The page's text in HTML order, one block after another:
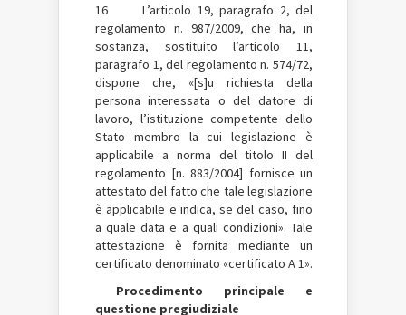
16 L’articolo 19, paragrafo 2, del
regolamento n. 987/2009, che ha, in
sostanza, sostituito l’articolo 11,
paragrafo 1, del regolamento n. 574/72,
dispone che, «[s]u richiesta della
persona interessata o del datore di
lavoro, l’istituzione competente dello
Stato membro la cui legislazione è
applicabile a norma del titolo II del
regolamento [n. 883/2004] fornisce un
attestato del fatto che tale legislazione
è applicabile e indica, se del caso, fino
a quale data e a quali condizioni». Tale
attestazione è fornita mediante un
certificato denominato «certificato A 1».
Procedimento principale e
questione pregiudiziale